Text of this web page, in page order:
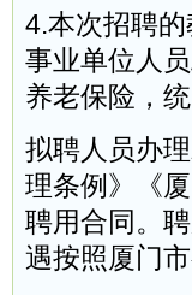
4.本次招聘
事业单位人
养老保险，
拟聘人员办
理条例》《
聘用合同。
遇按照厦门